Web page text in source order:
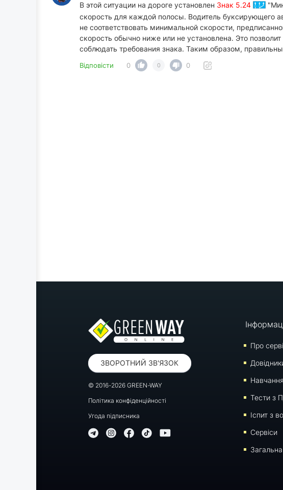
В этой ситуации на дороге установлен Знак 5.24
скорость для каждой полосы. Водитель буксирующего
не соответствовать минимальной скорости,
скорость обычно ниже или не установлена. Это
соблюдать требования знака. Таким образом,
Відповісти 0 0 0
ЗВОРОТНИЙ ЗВ'ЯЗОК
© 2016-2026 GREEN-WAY
Політика конфіденційності
Угода підписника
Про
Навчання
Тести з
Iспит з
Сервіси